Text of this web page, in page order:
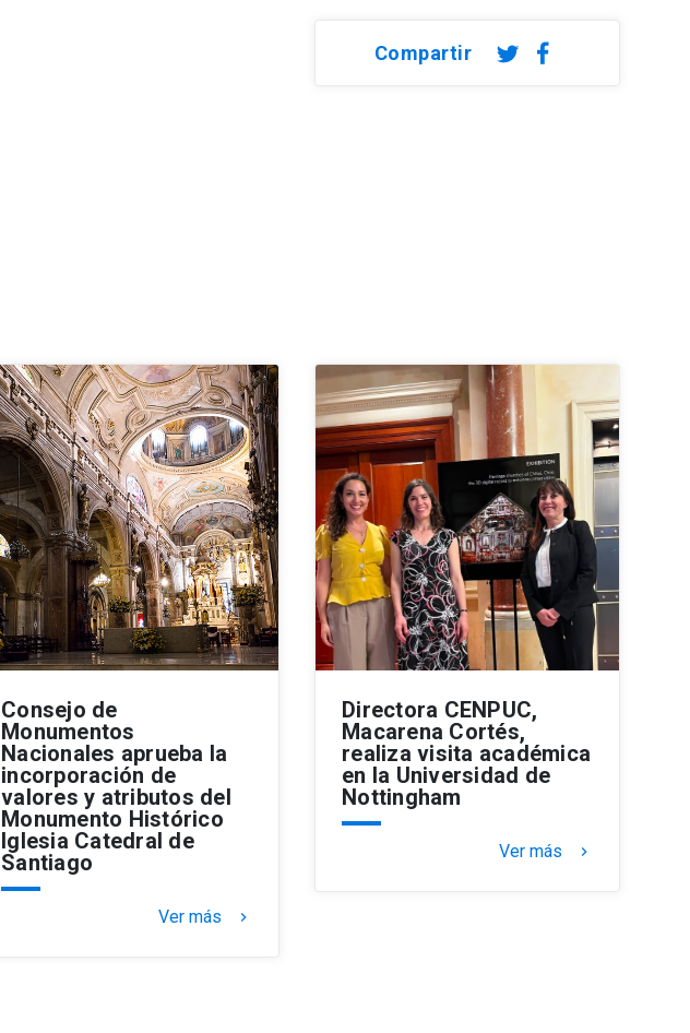
Compartir
Consejo de
Monumentos
Nacionales aprueba la
incorporación de
valores y atributos del
Monumento Histórico
Iglesia Catedral de
Santiago
Ver más keyboard_arrow_right
Directora CENPUC,
Macarena Cortés,
realiza visita académica
en la Universidad de
Nottingham
Ver más keyboard_arrow_right